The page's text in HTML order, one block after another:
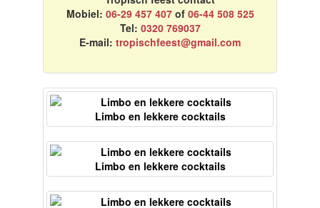
Mobiel: 06-29 457 407of 06-44 508 525
Tel: 0320 769037
E-mail: tropischfeest@gmail.com
Limbo en lekkere cocktails
Limbo en lekkere cocktails